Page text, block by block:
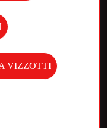
VIZZOTTI